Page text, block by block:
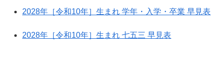
2028年［令和10年］生まれ 学年・入学・卒業 早見表
2028年［令和10年］生まれ 七五三 早見表